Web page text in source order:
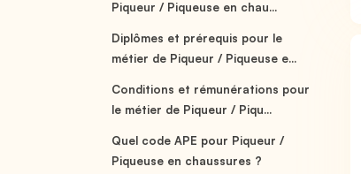
Piqueur / Piqueuse en chau...
Diplômes et prérequis pour le
métier de Piqueur / Piqueuse e...
Conditions et rémunérations pour
le métier de Piqueur / Piqu...
Quel code APE pour Piqueur /
Piqueuse en chaussures ?